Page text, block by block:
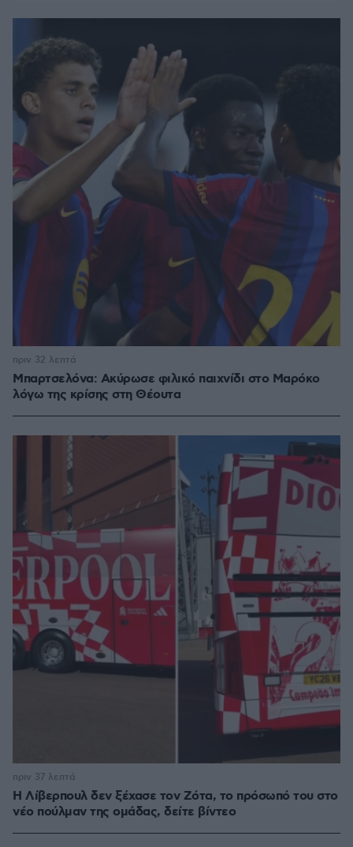
Μπαρτσελόνα: Ακύρωσε φιλικό παιχνίδι στο Μαρόκο
λόγω της κρίσης στη Θέουτα
πριν 32 λεπτά
Η Λίβερπουλ δεν ξέχασε τον Ζότα, το πρόσωπό του στο
νέο πούλμαν της ομάδας, δείτε βίντεο
πριν 37 λεπτά